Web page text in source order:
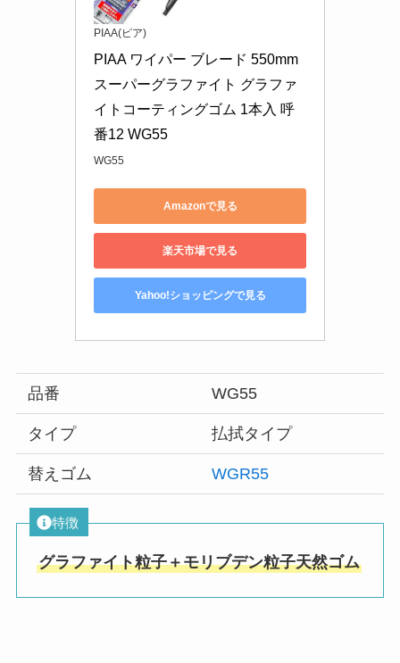
PIAA(ピア)
PIAA ワイパー ブレード 550mm
スーパーグラファイト グラファ
イトコーティングゴム 1本入 呼
番12 WG55
WG55
Amazonで見る
楽天市場で見る
Yahoo!ショッピングで見る
品番 WG55
タイプ 払拭タイプ
替えゴム WGR55
特徴
グラファイト粒子＋モリブデン粒子天然ゴム